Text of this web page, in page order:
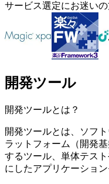
サービス選定にお迷い
開発ツール
開発ツールとは？
開発ツールとは、ソフ
ラットフォーム（開発
するツール、単体テス
にしたアプリケーショ